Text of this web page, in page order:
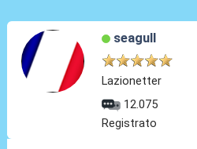
seagull
Lazionetter
12.075
Registrato